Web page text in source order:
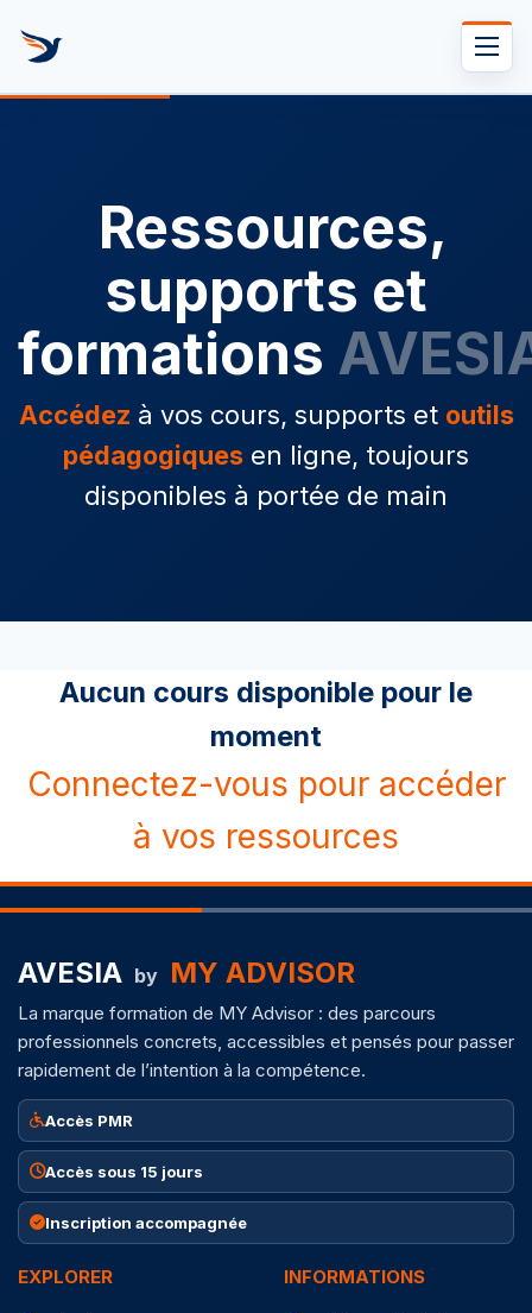
Ressources,
supports et
formations
Accédez à vos cours, supports et outils
pédagogiques en ligne, toujours
disponibles à portée de main
Aucun cours disponible pour le
moment
Connectez-vous pour accéder
à vos ressources
AVESIA by MY ADVISOR
La marque formation de MY Advisor : des parcours
professionnels concrets, accessibles et pensés pour passer
rapidement de l’intention à la compétence.
Accès PMR
Accès sous 15 jours
Inscription accompagnée
EXPLORER INFORMATIONS